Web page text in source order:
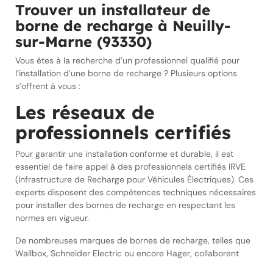
Trouver un installateur de
borne de recharge à Neuilly-
sur-Marne (93330)
Vous êtes à la recherche d’un professionnel qualifié pour
l’installation d’une borne de recharge ? Plusieurs options
s’offrent à vous :
Les réseaux de
professionnels certifiés
Pour garantir une installation conforme et durable, il est
essentiel de faire appel à des professionnels certifiés IRVE
(Infrastructure de Recharge pour Véhicules Électriques). Ces
experts disposent des compétences techniques nécessaires
pour installer des bornes de recharge en respectant les
normes en vigueur.
De nombreuses marques de bornes de recharge, telles que
Wallbox, Schneider Electric ou encore Hager, collaborent